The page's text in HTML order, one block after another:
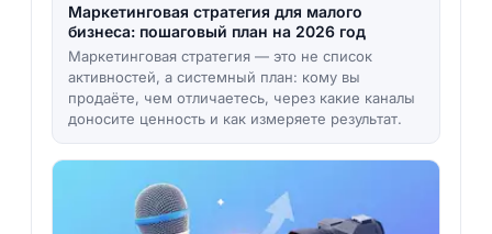
Маркетинговая стратегия для малого
бизнеса: пошаговый план на 2026 год
Маркетинговая стратегия — это не список
активностей, а системный план: кому вы
продаёте, чем отличаетесь, через какие каналы
доносите ценность и как измеряете результат.